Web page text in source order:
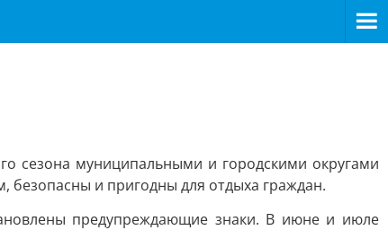
сезона муниципальными и городскими округами
безопасны и пригодны для отдыха граждан.
предупреждающие знаки. В июне и июле